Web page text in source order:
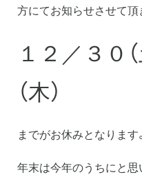
方にてお知らせさせて頂
１２／３０
（木）
までがお休みとなります。
年末は今年のうちにと思
熊本県内の
廃車買取は田島